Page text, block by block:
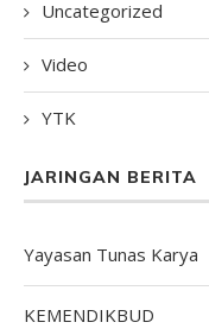
Uncategorized
Video
YTK
JARINGAN BERITA
Yayasan Tunas Karya
KEMENDIKBUD